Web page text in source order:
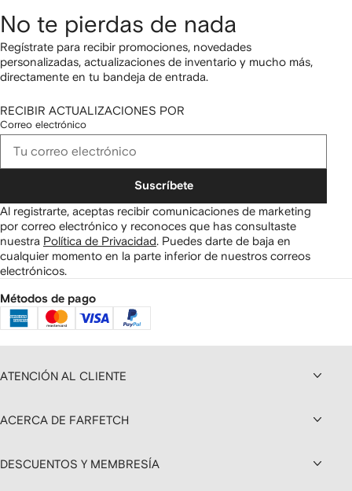
No te pierdas de nada
Regístrate para recibir promociones, novedades
personalizadas, actualizaciones de inventario y mucho más,
directamente en tu bandeja de entrada.
RECIBIR ACTUALIZACIONES POR
Correo electrónico
Suscríbete
Al registrarte, aceptas recibir comunicaciones de marketing
por correo electrónico y reconoces que has consultaste
nuestra Política de Privacidad Puedes darte de baja en
cualquier momento en la parte inferior de nuestros correos
electrónicos.
Métodos de pago
ATENCIÓN AL CLIENTE
ACERCA DE FARFETCH
DESCUENTOS Y MEMBRESÍA